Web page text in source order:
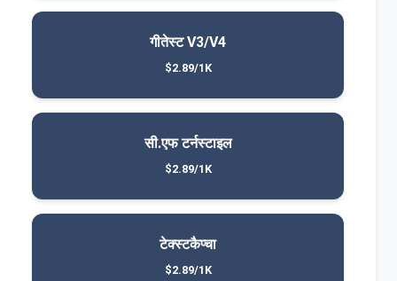
गीतेस्ट V3/V4
$2.89/1K
सी.एफ टर्नस्टाइल
$2.89/1K
टेक्स्टकैप्चा
$2.89/1K